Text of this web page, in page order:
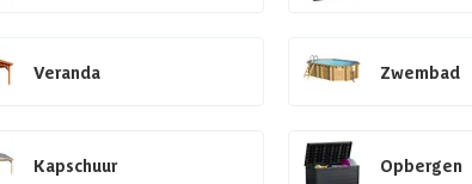
Veranda Zwembad
Kapschuur Opbergen